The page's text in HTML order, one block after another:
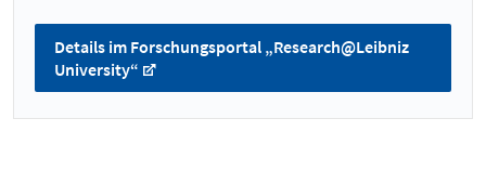
Details im Forschungsportal „Research@Leibniz
University“